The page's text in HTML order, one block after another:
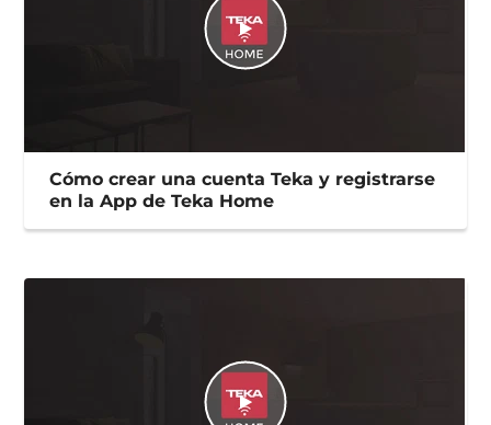
Cómo crear una cuenta Teka y registrarse
en la App de Teka Home